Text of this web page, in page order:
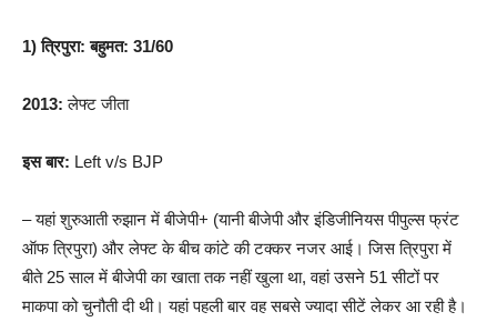
1) त्रिपुरा: बहुमत: 31/60
2013: लेफ्ट जीता
इस बार: Left v/s BJP
– यहां शुरुआती रुझान में बीजेपी+ (यानी बीजेपी और इंडिजीनियस पीपुल्स फ्रंट
ऑफ त्रिपुरा) और लेफ्ट के बीच कांटे की टक्कर नजर आई। जिस त्रिपुरा में
बीते 25 साल में बीजेपी का खाता तक नहीं खुला था, वहां उसने 51 सीटों पर
माकपा को चुनौती दी थी। यहां पहली बार वह सबसे ज्यादा सीटें लेकर आ रही है।